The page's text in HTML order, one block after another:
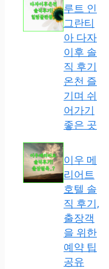
루트 인
그란티
아 다자
이후 솔
직 후기
온천 즐
기며 쉬
어가기
좋은 곳
이우 메
리어트
호텔 솔
직 후기,
출장객
을 위한
예약 팁
공유